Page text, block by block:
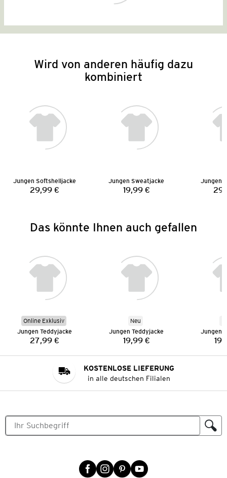
Wird von anderen häufig dazu
kombiniert
Jungen Softshelljacke
Preis:
29,99 €
Jungen Sweatjacke
Preis:
19,99 €
Jungen
Das könnte Ihnen auch gefallen
Online Exklusiv
Jungen Teddyjacke
Preis:
27,99 €
Neu
Jungen Teddyjacke
Preis:
19,99 €
Jungen
KOSTENLOSE LIEFERUNG
in alle deutschen Filialen